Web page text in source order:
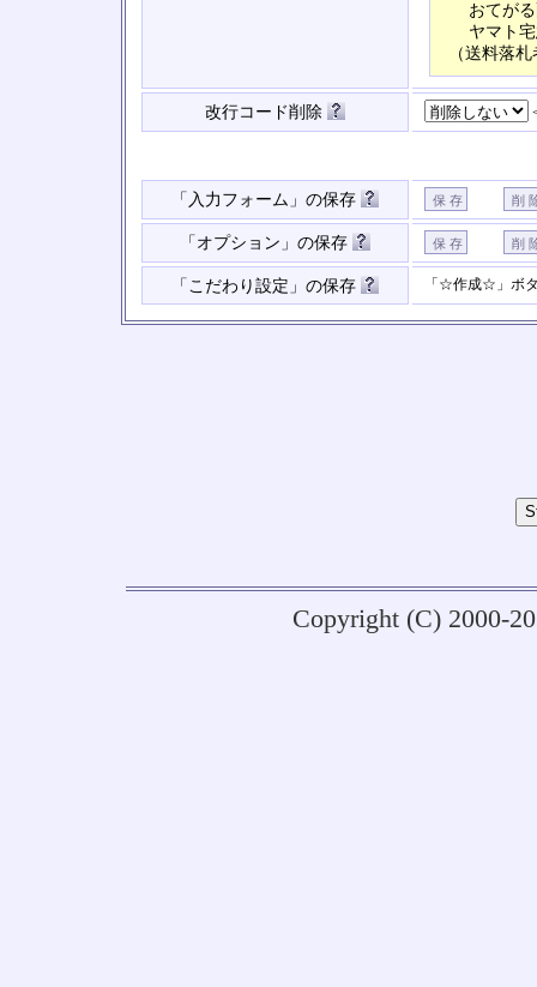
おてが
ヤマト
（送料落
改行コード削除
「入力フォーム」の保存
「オプション」の保存
「こだわり設定」の保存 「☆作成☆」ボ
Copyright (C) 2000-